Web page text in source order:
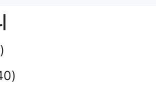
지고 있습니다. 그중에서
X Elite 프로세서를 탑재한 …